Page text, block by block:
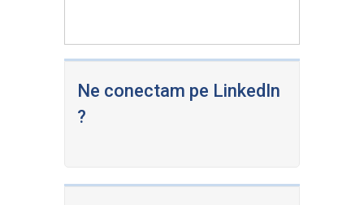
Ne conectam pe LinkedIn
?